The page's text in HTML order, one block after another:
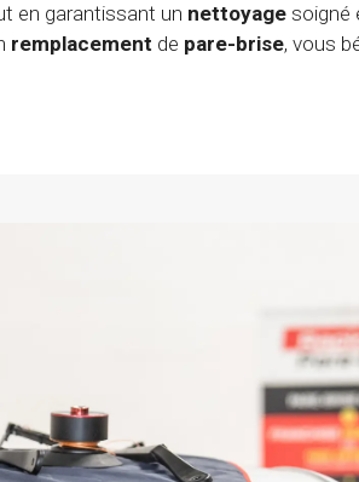
en garantissant un nettoyage soigné
remplacement de pare-brise, vous